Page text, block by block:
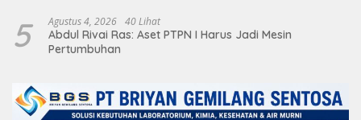
5 Agustus 4, 2026 40 Lihat
Abdul Rivai Ras: Aset PTPN I Harus Jadi Mesin
Pertumbuhan